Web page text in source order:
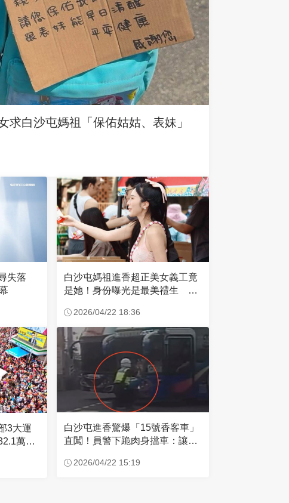
求白沙屯媽祖「保佑姑姑、表妹」
失落
白沙屯媽祖進香超正美女義工竟
是她！身份曝光是最美禮生 一
2026/04/22 18:36
3大運
萬創
白沙屯進香驚爆「15號香客車」
直闖！員警下跪肉身擋車：讓行
2026/04/22 15:19